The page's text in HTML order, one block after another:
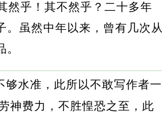
然乎！其不然乎？二十多年
。虽然中年以来，曾有几次从
水准，此所以不敢写作者一
神费力，不胜惶恐之至，此